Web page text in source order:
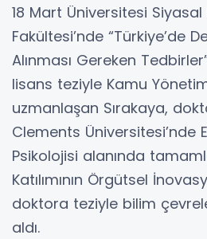
18 Mart Üniversitesi Siyasal
Fakültesi’nde “Türkiye’de
Alınması Gereken
lisans teziyle Kamu
uzmanlaşan Sırakaya,
Clements Üniversitesi’nde
Psikolojisi alanında
Katılımının Örgütsel
doktora teziyle bilim
aldı.